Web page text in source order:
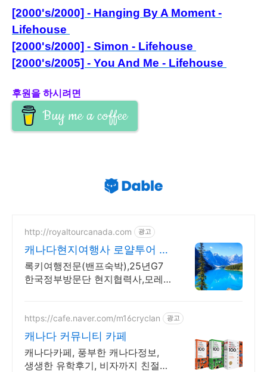
[2000's/2000] - Hanging By A Moment -
Lifehouse
[2000's/2000] - Simon - Lifehouse
[2000's/2005] - You And Me - Lifehouse
후원을 하시려면
Buy me a coffee
http://royaltourcanada.com 광고
캐나다현지여행사 로얄투어 호
수의 왕 모레인호수 방문
록키여행전문(밴프숙박),25년G7
한국정부방문단 현지협력사,모레
https://cafe.naver.com/m16cryclan 광고
캐나다 커뮤니티 카페
캐나다카페, 풍부한 캐나다정보,
생생한 유학후기, 비자까지 친절한